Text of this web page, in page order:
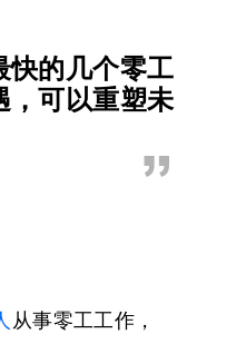
快的几个零工
，可以重塑未
”
从事零工工作，